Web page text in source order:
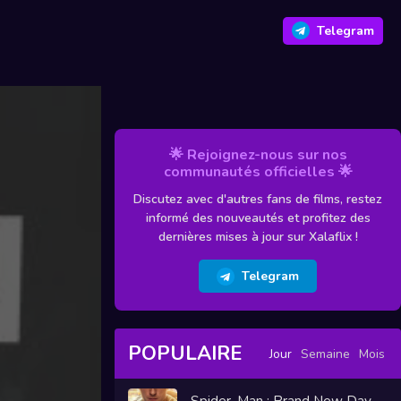
Telegram
🌟 Rejoignez-nous sur nos
communautés officielles 🌟
Discutez avec d'autres fans de films, restez
informé des nouveautés et profitez des
dernières mises à jour sur Xalaflix !
Telegram
POPULAIRE Jour Semaine Mois